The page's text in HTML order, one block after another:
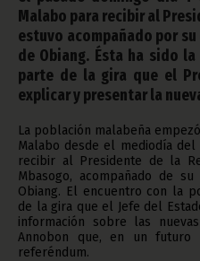
Malabo para recibir al
estuvo acompañado por
de Obiang. Ésta ha sido
parte de la gira que el
explicar y presentar la
La población malabeña
Malabo desde el mediodía
recibir al Presidente de la
Mbasogo, acompañado de
Obiang. El encuentro con la
de la gira que el Jefe del
información sobre las
Annobon que, en un futuro
referéndum.